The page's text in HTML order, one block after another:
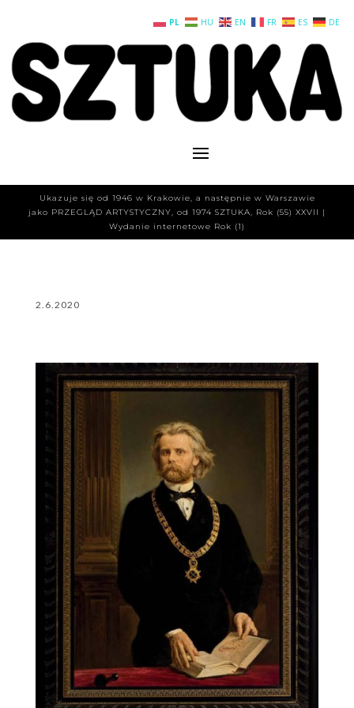
Ukazuje się od 1946 w Krakowie, a następnie w Warszawie
jako PRZEGLĄD ARTYSTYCZNY, od 1974 SZTUKA, Rok (55) XXVII |
Wydanie internetowe Rok (1)
2.6.2020
PL HU EN FR ES DE